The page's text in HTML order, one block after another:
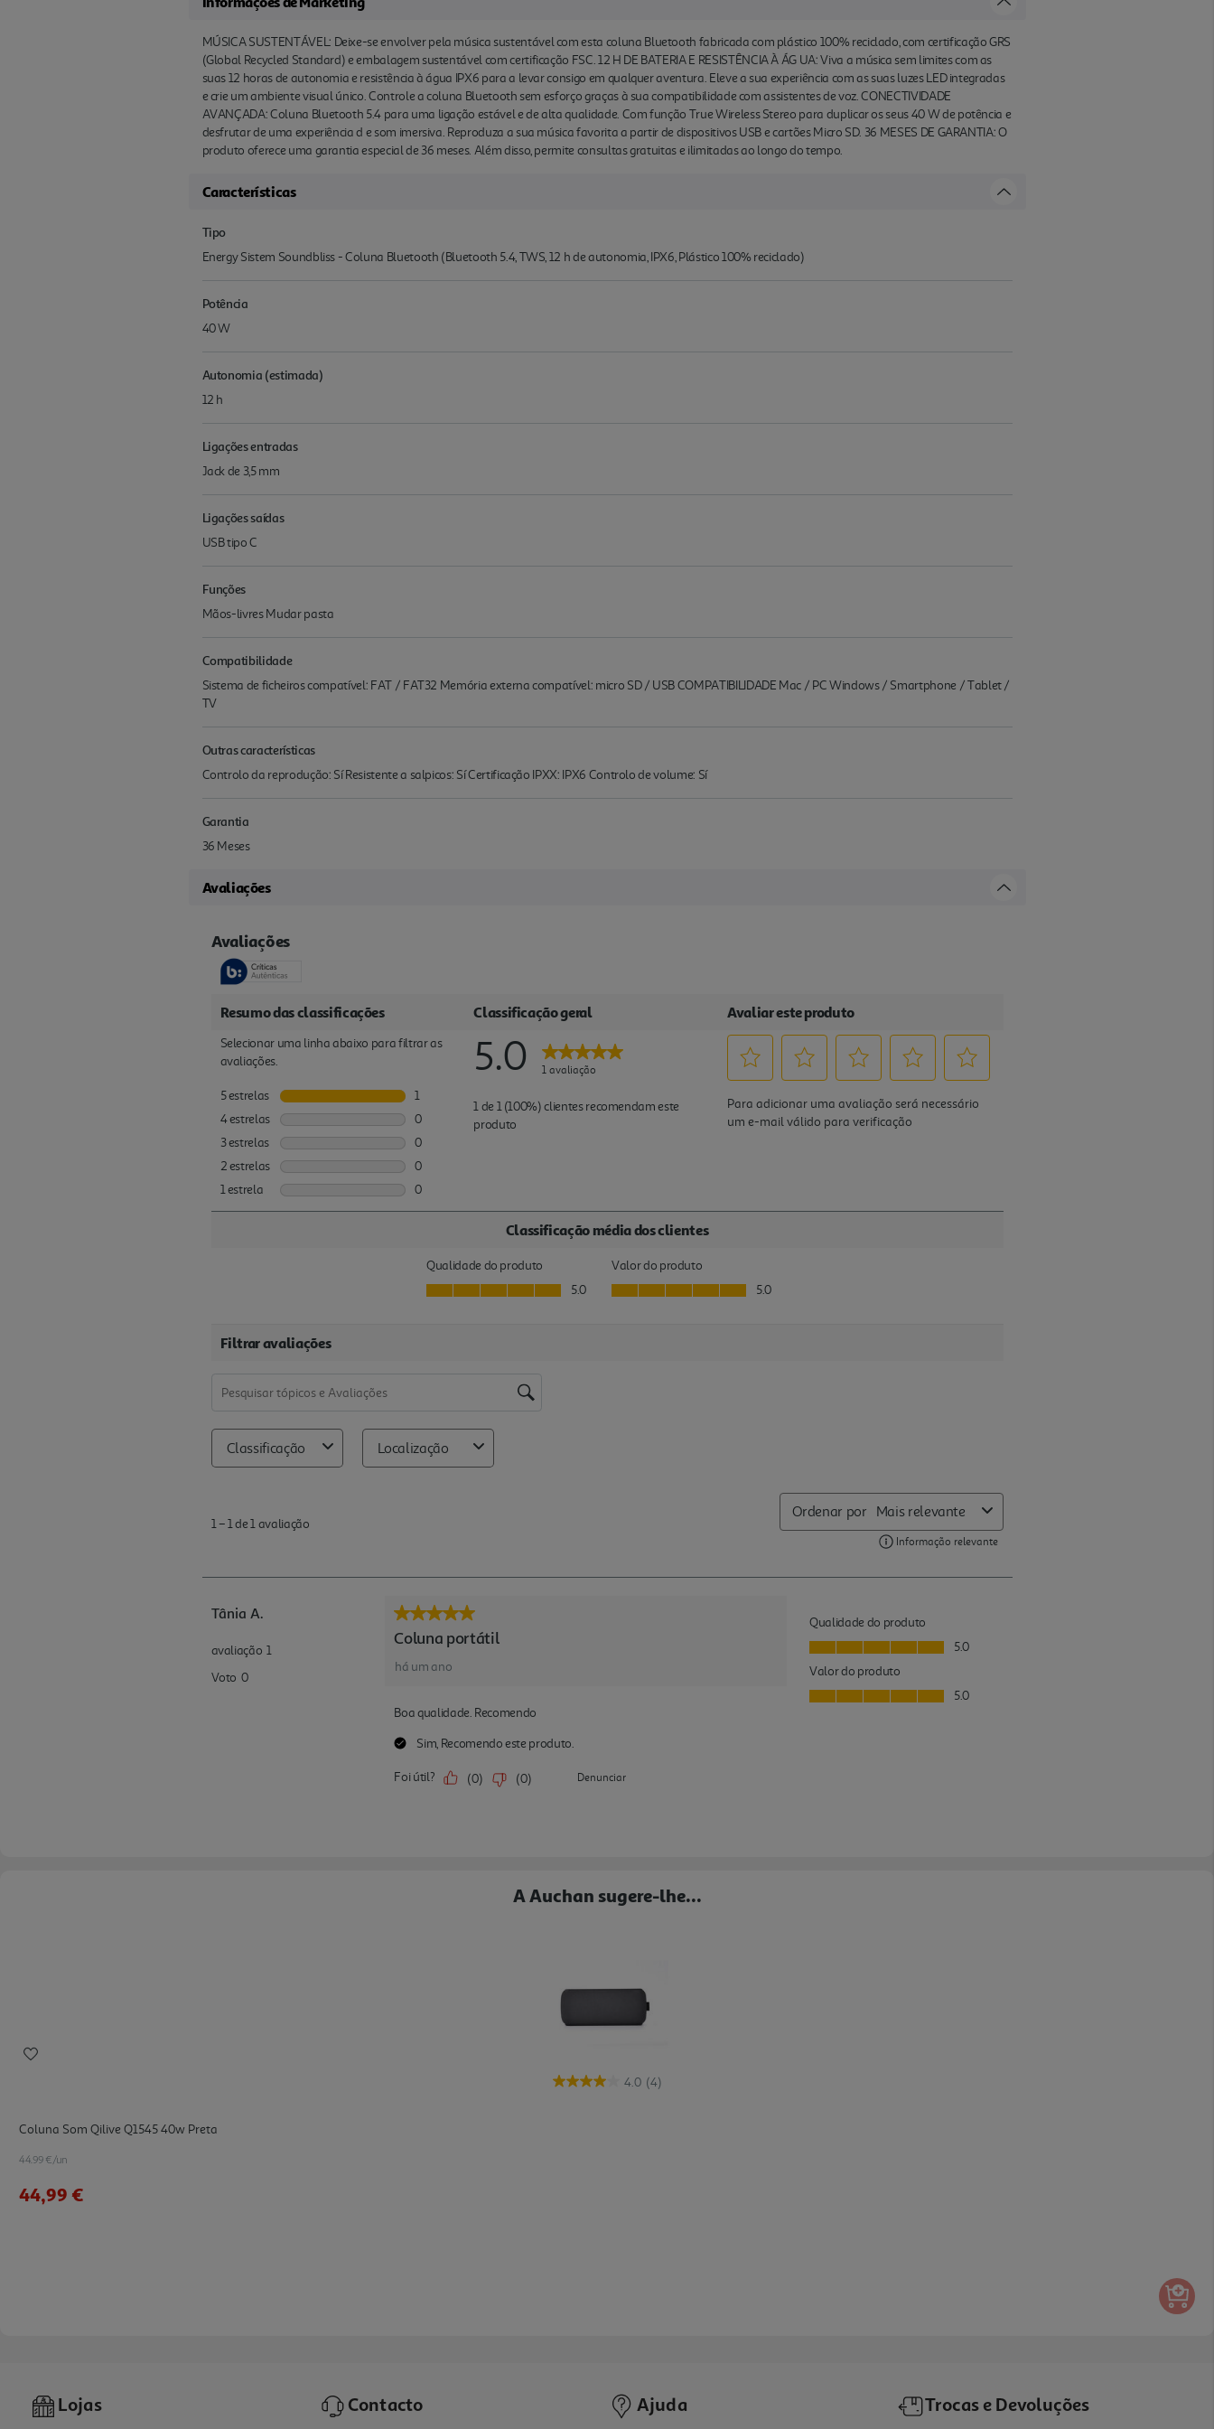
MÚSICA SUSTENTÁVEL: Deixe-se envolver pela música sustentável com esta coluna Bluetooth fabricada com plástico 100% reciclado, com certificação GRS
(Global Recycled Standard) e embalagem sustentável com certificação FSC. 12 H DE BATERIA E RESISTÊNCIA À ÁG UA: Viva a música sem limites com as
suas 12 horas de autonomia e resistência à água IPX6 para a levar consigo em qualquer aventura. Eleve a sua experiência com as suas luzes LED integradas
e crie um ambiente visual único. Controle a coluna Bluetooth sem esforço graças à sua compatibilidade com assistentes de voz. CONECTIVIDADE
AVANÇADA: Coluna Bluetooth 5.4 para uma ligação estável e de alta qualidade. Com função True Wireless Stereo para duplicar os seus 40 W de potência e
desfrutar de uma experiência d e som imersiva. Reproduza a sua música favorita a partir de dispositivos USB e cartões Micro SD. 36 MESES DE GARANTIA: O
produto oferece uma garantia especial de 36 meses. Além disso, permite consultas gratuitas e ilimitadas ao longo do tempo.
Características
Tipo
Energy Sistem Soundbliss - Coluna Bluetooth (Bluetooth 5.4, TWS, 12 h de autonomia, IPX6, Plástico 100% reciclado)
Potência
40 W
Autonomia (estimada)
12 h
Ligações entradas
Jack de 3,5 mm
Ligações saídas
USB tipo C
Funções
Mãos-livres Mudar pasta
Compatibilidade
Sistema de ficheiros compatível: FAT / FAT32 Memória externa compatível: micro SD / USB COMPATIBILIDADE Mac / PC Windows / Smartphone / Tablet /
TV
Outras características
Controlo da reprodução: Sí Resistente a salpicos: Sí Certificação IPXX: IPX6 Controlo de volume: Sí
Garantia
36 Meses
Avaliações
A Auchan sugere-lhe...
4.0 (4)
Coluna Som Qilive Q1545 40w Preta
44.99 €/un
44,99 €
Lojas Contacto Ajuda Trocas e Devoluções